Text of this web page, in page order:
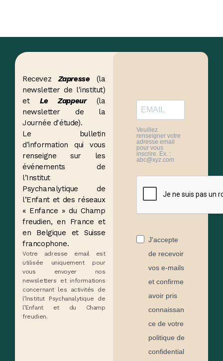
RecevezZapresse(la
newsletter de l'institut)
et Le Zappeur(la
newsletter de la
Journée d'étude).
Le bulletin
d’information qui vous
renseigne sur les
événements de
l’Institut
Psychanalytique de
l’Enfant et des réseaux
« Enfance » du Champ
freudien, en France et
en Belgique et Suisse
francophone.
Votre adresse email est
utilisée uniquement pour
vous envoyer nos
newsletters et informations
concernant les activités de
l’Institut Psychanalytique de
l’Enfant et du Champ
freudien.
Veuillez
renseigner votre
adresse email
pour vous
inscrire. Ex. :
abc@xyz.com
J'accepte
de recevoir
vos e-mails
et confirme
avoir pris
connaissan
ce de votre
politique de
confidential